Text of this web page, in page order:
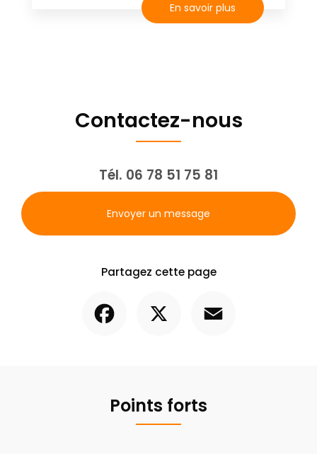
En savoir plus
Contactez-nous
Tél. 06 78 51 75 81
Envoyer un message
Partagez cette page
Points forts